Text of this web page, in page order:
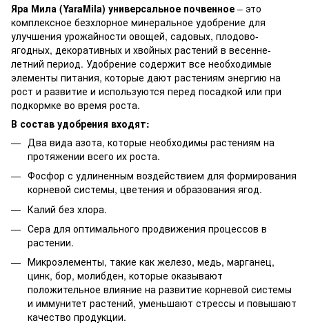
Яра Мила (YaraMila) универсальное почвенное – это
комплексное безхлорное минеральное удобрение для
улучшения урожайности овощей, садовых, плодово-
ягодных, декоративных и хвойных растений в весенне-
летний период. Удобрение содержит все необходимые
элементы питания, которые дают растениям энергию на
рост и развитие и используются перед посадкой или при
подкормке во время роста.
В состав удобрения входят:
Два вида азота, которые необходимы растениям на
протяжении всего их роста.
Фосфор с удлиненным воздействием для формирования
корневой системы, цветения и образования ягод.
Калий без хлора.
Сера для оптимального продвижения процессов в
растении.
Микроэлементы, такие как железо, медь, марганец,
цинк, бор, молибден, которые оказывают
положительное влияние на развитие корневой системы
и иммунитет растений, уменьшают стрессы и повышают
качество продукции.